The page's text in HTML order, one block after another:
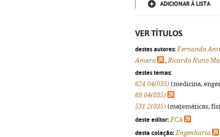
ADICIONAR À LISTA
VER TÍTULOS
destes autores: Fernando
Amaro
,Ricardo Nuno
destes temas:
624.04(035) (medicina,
69.04(035)
531.2(035) (matemáticas,
deste editor: FCA
desta coleção: Engenharia